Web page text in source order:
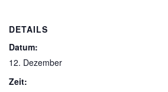
DETAILS
Datum:
12. Dezember
Zeit: